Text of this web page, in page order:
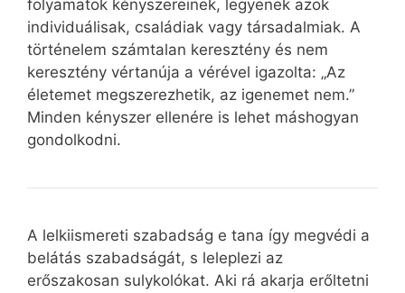
folyamatok kényszereinek, legyenek azok
individuálisak, családiak vagy társadalmiak. A
történelem számtalan keresztény és nem
keresztény vértanúja a vérével igazolta: „Az
életemet megszerezhetik, az igenemet nem.”
Minden kényszer ellenére is lehet máshogyan
gondolkodni.
A lelkiismereti szabadság e tana így megvédi a
belátás szabadságát, s leleplezi az
erőszakosan sulykolókat. Aki rá akarja erőltetni